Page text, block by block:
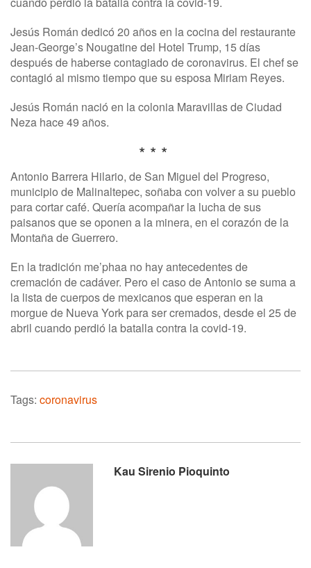
Jesús Román dedicó 20 años en la cocina del restaurante
Jean-George’s Nougatine del Hotel Trump, 15 días
después de haberse contagiado de coronavirus. El chef se
contagió al mismo tiempo que su esposa Miriam Reyes.
Jesús Román nació en la colonia Maravillas de Ciudad
Neza hace 49 años.
* * *
Antonio Barrera Hilario, de San Miguel del Progreso,
municipio de Malinaltepec, soñaba con volver a su pueblo
para cortar café. Quería acompañar la lucha de sus
paisanos que se oponen a la minera, en el corazón de la
Montaña de Guerrero.
En la tradición me’phaa no hay antecedentes de
cremación de cadáver. Pero el caso de Antonio se suma a
la lista de cuerpos de mexicanos que esperan en la
morgue de Nueva York para ser cremados, desde el 25 de
abril cuando perdió la batalla contra la covid-19.
Tags: coronavirus
Kau Sirenio Pioquinto